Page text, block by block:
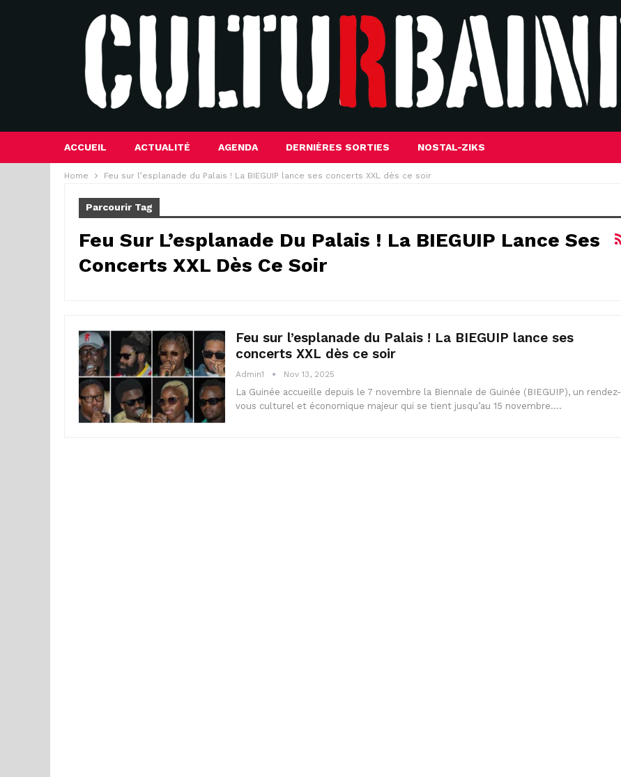
ACCUEIL ACTUALITÉ AGENDA DERNIÈRES SORTIES NOSTAL-ZIKS
Home Feu sur l’esplanade du Palais ! La BIEGUIP lance ses concerts XXL dès ce soir
Parcourir Tag
Feu Sur L’esplanade Du Palais ! La BIEGUIP Lance Ses
Concerts XXL Dès Ce Soir
Feu sur l’esplanade du Palais ! La BIEGUIP lance ses
concerts XXL dès ce soir
Admin1 Nov 13, 2025
La Guinée accueille depuis le 7 novembre la Biennale de Guinée (BIEGUIP), un rendez-
vous culturel et économique majeur qui se tient jusqu’au 15 novembre.…